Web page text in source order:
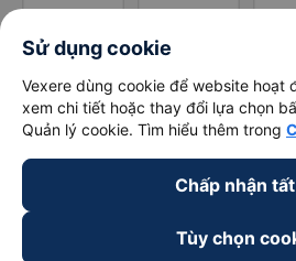
Sử dụng cookie
Vexere dùng cookie để website hoạt
xem chi tiết hoặc thay đổi lựa chọn
Quản lý cookie. Tìm hiểu thêm trong
Chấp nhận
Tùy chọn